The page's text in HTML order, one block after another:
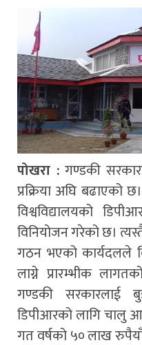
पोखरा : गण्डकी
प्रक्रिया अघि बढाएको
विश्वविद्यालयको
विनियोजन गरेको छ।
गठन भएको कार्यदलले
लाग्ने प्रारम्भीक
गण्डकी सरकारलाई
डिपीआरको लागि चालु
गत वर्षको ५० लाख